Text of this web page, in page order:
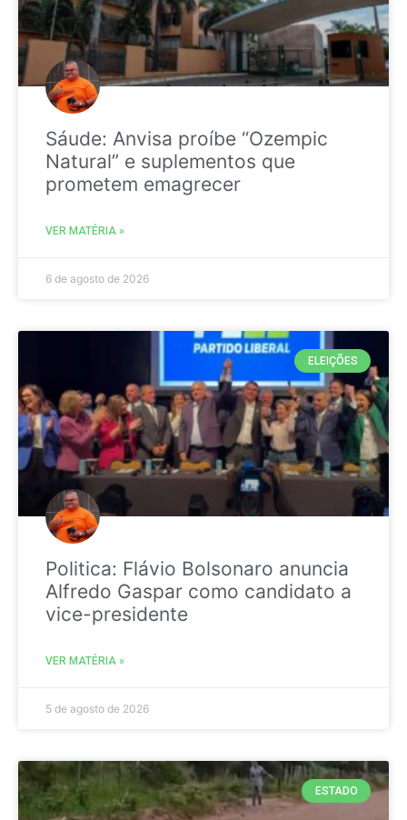
Sáude: Anvisa proíbe “Ozempic
Natural” e suplementos que
prometem emagrecer
VER MATÉRIA »
6 de agosto de 2026
ELEIÇÕES
Politica: Flávio Bolsonaro anuncia
Alfredo Gaspar como candidato a
vice-presidente
VER MATÉRIA »
5 de agosto de 2026
ESTADO